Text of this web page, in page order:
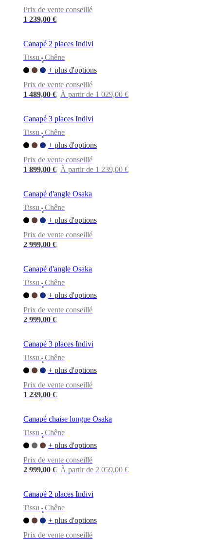
l’entrepriseL’histoire
qualitéRencontre
designers
Personnalisation Carrières
certificationsDéclaration
franchisé
Professionals
Trade
ProgramProjectsArticles
Prix de vente conseillé
1 239,00 €
Canapé 2 places Indivi
Tissu
•
Chêne
+ plus d'options
Prix de vente conseillé
1 489,00 € À partir de 1 029,00 €
Canapé 3 places Indivi
Tissu
•
Chêne
+ plus d'options
Prix de vente conseillé
1 899,00 € À partir de 1 239,00 €
Canapé d'angle Osaka
Tissu
•
Chêne
+ plus d'options
Prix de vente conseillé
2 999,00 €
Canapé d'angle Osaka
Tissu
•
Chêne
+ plus d'options
Prix de vente conseillé
2 999,00 €
Canapé 3 places Indivi
Tissu
•
Chêne
+ plus d'options
Prix de vente conseillé
1 239,00 €
Canapé chaise longue Osaka
Tissu
•
Chêne
+ plus d'options
Prix de vente conseillé
2 999,00 € À partir de 2 059,00 €
Canapé 2 places Indivi
Tissu
•
Chêne
+ plus d'options
Prix de vente conseillé